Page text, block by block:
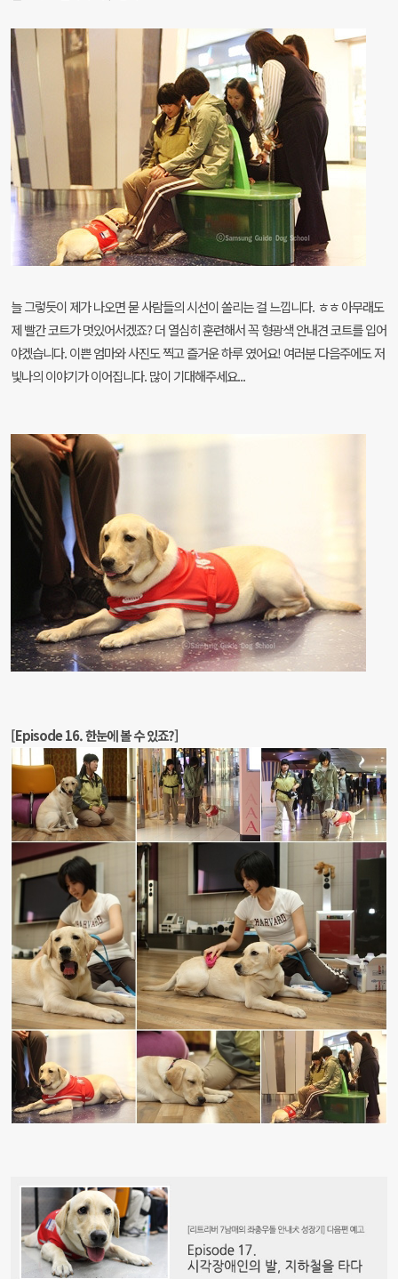
늘 그렇듯이 제가 나오면 묻 사람들의 시선이 쏠리는 걸 느낍니다. ㅎㅎ 아무래도
제 빨간 코트가 멋있어서겠죠? 더 열심히 훈련해서 꼭 형광색 안내견 코트를 입어
야겠습니다. 이쁜 엄마와 사진도 찍고 즐거운 하루 였어요! 여러분 다음주에도 저
빛나의 이야기가 이어집니다. 많이 기대해주세요...
[Episode 16. 한눈에 볼 수 있죠?]